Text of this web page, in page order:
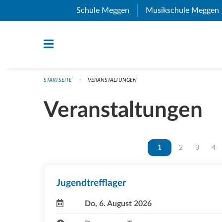
Navigation überspringen
Schule Meggen (External Link)
Musikschule Meggen
STARTSEITE VERANSTALTUNGEN
Veranstaltungen
Vous êtes sur la page
1 Vous êtes sur
2 Vous
3 4
Jugendtrefflager
Do, 6. August 2026